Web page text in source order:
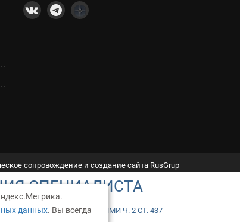
данных. Вы всегда
сопровождение и создание сайта RusGrup
СПЕЦИАЛИСТА
ПОЛОЖЕНИЯМИ Ч. 2 СТ. 437